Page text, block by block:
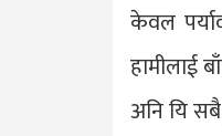
केवल
हामीलाई
अनि यि